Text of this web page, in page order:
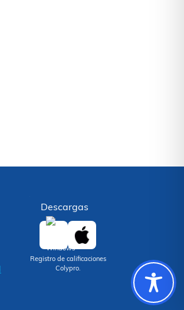
Descargas
Registro de calificaciones
Colypro.